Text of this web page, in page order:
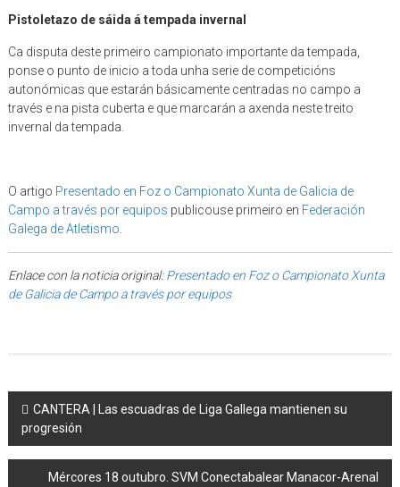
Pistoletazo de sáida á tempada invernal
Ca disputa deste primeiro campionato importante da tempada,
ponse o punto de inicio a toda unha serie de competicións
autonómicas que estarán básicamente centradas no campo a
través e na pista cuberta e que marcarán a axenda neste treito
invernal da tempada.
O artigo Presentado en Foz o Campionato Xunta de Galicia de
Campo a través por equipos publicouse primeiro en Federación
Galega de Atletismo.
Enlace con la noticia original:Presentado en Foz o Campionato Xunta
de Galicia de Campo a través por equipos
Post navigation
CANTERA | Las escuadras de Liga Gallega mantienen su
progresión
Mércores 18 outubro. SVM Conectabalear Manacor-Arenal